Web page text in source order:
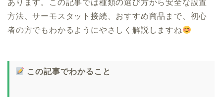
あります。この記事では種類の選び方から安全な設置
方法、サーモスタット接続、おすすめ商品まで、初心
者の方でもわかるようにやさしく解説しますね
この記事でわかること